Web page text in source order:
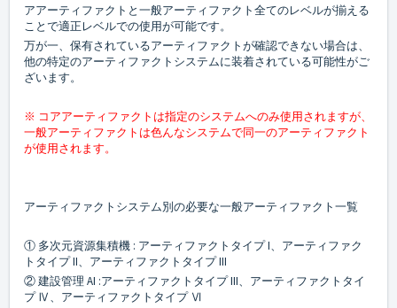
アアーティファクトと一般アーティファクト全てのレベルが揃える
ことで適正レベルでの使用が可能です。
万が一、保有されているアーティファクトが確認できない場合は、
他の特定のアーティファクトシステムに装着されている可能性がご
ざいます。
※ コアアーティファクトは指定のシステムへのみ使用されますが、
一般アーティファクトは色んなシステムで同一のアーティファクト
が使用されます。
アーティファクトシステム別の必要な一般アーティファクト一覧
① 多次元資源集積機 : アーティファクトタイプ I、アーティファク
トタイプ II、アーティファクトタイプ III
② 建設管理 AI :アーティファクトタイプ III、アーティファクトタイ
プ Ⅳ、アーティファクトタイプ Ⅵ